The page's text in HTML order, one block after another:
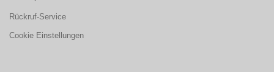
Rückruf-Service
Cookie Einstellungen